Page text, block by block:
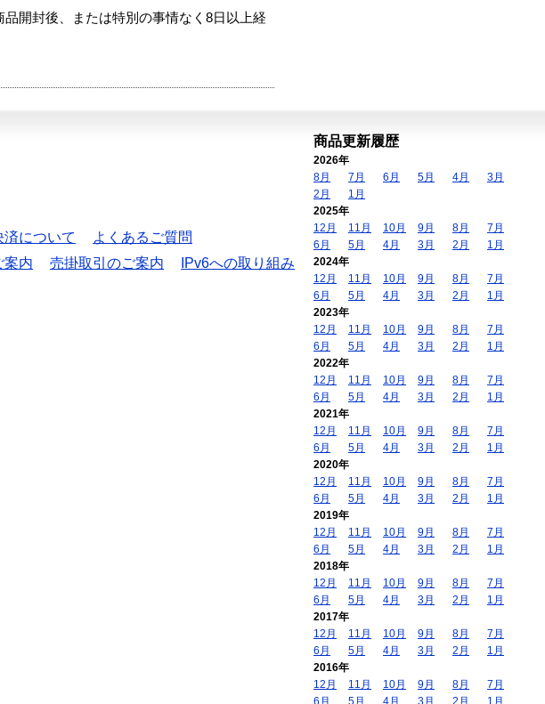
開封後、または特別の事情なく8日以上経
済について
よくあるご質問
案内 売掛取引のご案内
IPv6への取り組み
商品更新履歴
2026年
8月
7月 6月 5月 4月
3月
2月
1月
2025年
12月
11月 10月 9月 8月
7月
6月
5月 4月 3月 2月
1月
2024年
12月
11月 10月 9月 8月
7月
6月
5月 4月 3月 2月
1月
2023年
12月
11月 10月 9月 8月
7月
6月
5月 4月 3月 2月
1月
2022年
12月
11月 10月 9月 8月
7月
6月
5月 4月 3月 2月
1月
2021年
12月
11月 10月 9月 8月
7月
6月
5月 4月 3月 2月
1月
2020年
12月
11月 10月 9月 8月
7月
6月
5月 4月 3月 2月
1月
2019年
12月
11月 10月 9月 8月
7月
6月
5月 4月 3月 2月
1月
2018年
12月
11月 10月 9月 8月
7月
6月
5月 4月 3月 2月
1月
2017年
12月
11月 10月 9月 8月
7月
6月
5月 4月 3月 2月
1月
2016年
12月
11月 10月 9月 8月
7月
6月
5月 4月 3月 2月 1月